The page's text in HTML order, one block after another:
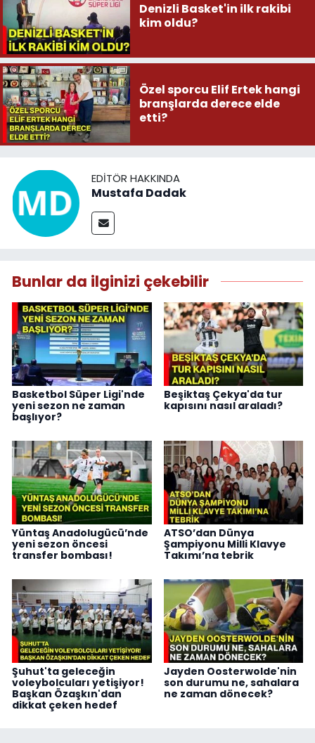
Denizli Basket'in ilk rakibi
kim oldu?
Özel sporcu Elif Ertek hangi
branşlarda derece elde
etti?
EDITÖR HAKKINDA
Mustafa Dadak
Bunlar da ilginizi çekebilir
Basketbol Süper Ligi'nde
yeni sezon ne zaman
başlıyor?
Beşiktaş Çekya'da tur
kapısını nasıl araladı?
Yüntaş Anadolugücü’nde
yeni sezon öncesi
transfer bombası!
ATSO’dan Dünya
Şampiyonu Milli Klavye
Takımı’na tebrik
Şuhut'ta geleceğin
voleybolcuları yetişiyor!
Başkan Özaşkın'dan
dikkat çeken hedef
Jayden Oosterwolde'nin
son durumu ne, sahalara
ne zaman dönecek?